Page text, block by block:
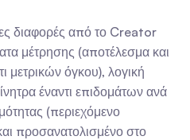
διαφορές από το Creator
μέτρησης (αποτέλεσμα και
μετρικών όγκου), λογική
έναντι επιδομάτων ανά
(περιεχόμενο
προσανατολισμένο στο